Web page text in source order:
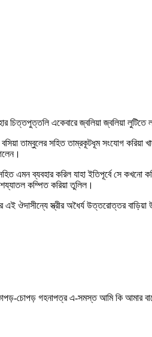
চিত্তপুত্তলি একেবারে জ্বলিয়া জ্বলিয়া লুটিতে
তাম্বুলের সহিত তাম্রকূটধূম সংযোগ
ব্যবহার করিল যাহা ইতিপূর্বে সে কখনো
কম্পিত করিয়া তুলিল।
ঔদাসীন্যে স্ত্রীর অধৈর্য উত্তরোত্তর
চোপড় গহনাপত্র এ-সমস্ত আমি কি আমার